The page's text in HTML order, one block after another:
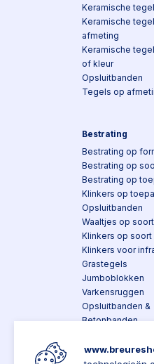
Keramische
Keramische
afmeting
Keramische
of kleur
Opsluitbanden
Tegels op
Bestrating
Bestrating op
Bestrating op
Bestrating op
Klinkers op
Opsluitbanden
Waaltjes op soort
Klinkers op soort
Klinkers voor
Grastegels
Jumboblokken
Varkensruggen
Opsluitbanden &
Betonbanden
Bochtbanden en